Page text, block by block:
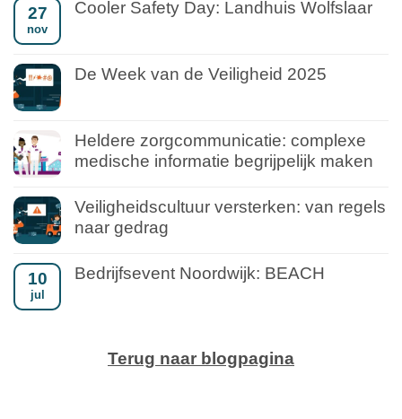
27
nov
Cooler Safety Day: Landhuis Wolfslaar
De Week van de Veiligheid 2025
Heldere zorgcommunicatie: complexe
medische informatie begrijpelijk maken
Veiligheidscultuur versterken: van regels
naar gedrag
10
jul
Bedrijfsevent Noordwijk: BEACH
Terug naar blogpagina